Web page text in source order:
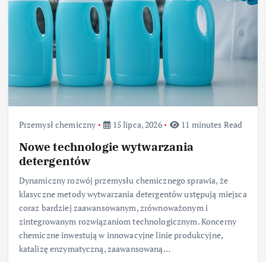
Przemysł chemiczny 15 lipca, 2026 11 minutes Read
Nowe technologie wytwarzania
detergentów
Dynamiczny rozwój przemysłu chemicznego sprawia, że
klasyczne metody wytwarzania detergentów ustępują miejsca
coraz bardziej zaawansowanym, zrównoważonym i
zintegrowanym rozwiązaniom technologicznym. Koncerny
chemiczne inwestują w innowacyjne linie produkcyjne,
katalizę enzymatyczną, zaawansowaną…